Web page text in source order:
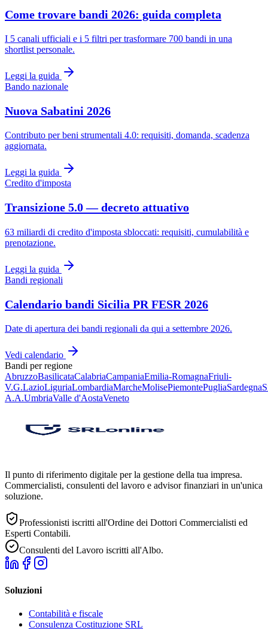
Come trovare bandi 2026: guida completa
I 5 canali ufficiali e i 5 filtri per trasformare 700 bandi in una
shortlist personale.
Leggi la guida
Bando nazionale
Nuova Sabatini 2026
Contributo per beni strumentali 4.0: requisiti, domanda, scadenza
aggiornata.
Leggi la guida
Credito d'imposta
Transizione 5.0 — decreto attuativo
63 miliardi di credito d'imposta sbloccati: requisiti, cumulabilità e
prenotazione.
Leggi la guida
Bandi regionali
Calendario bandi Sicilia PR FESR 2026
Date di apertura dei bandi regionali da qui a settembre 2026.
Vedi calendario
Bandi per regione
AbruzzoBasilicataCalabriaCampaniaEmilia-RomagnaFriuli-
V.G.LazioLiguriaLombardiaMarcheMolisePiemontePugliaSardegna
A.A.UmbriaValle d'AostaVeneto
Il punto di riferimento digitale per la gestione della tua impresa.
Commercialisti, consulenti del lavoro e advisor finanziari in un'unica
soluzione.
Professionisti iscritti all'Ordine dei Dottori Commercialisti ed
Esperti Contabili.
Consulenti del Lavoro iscritti all'Albo.
Soluzioni
Contabilità e fiscale
Consulenza Costituzione SRL